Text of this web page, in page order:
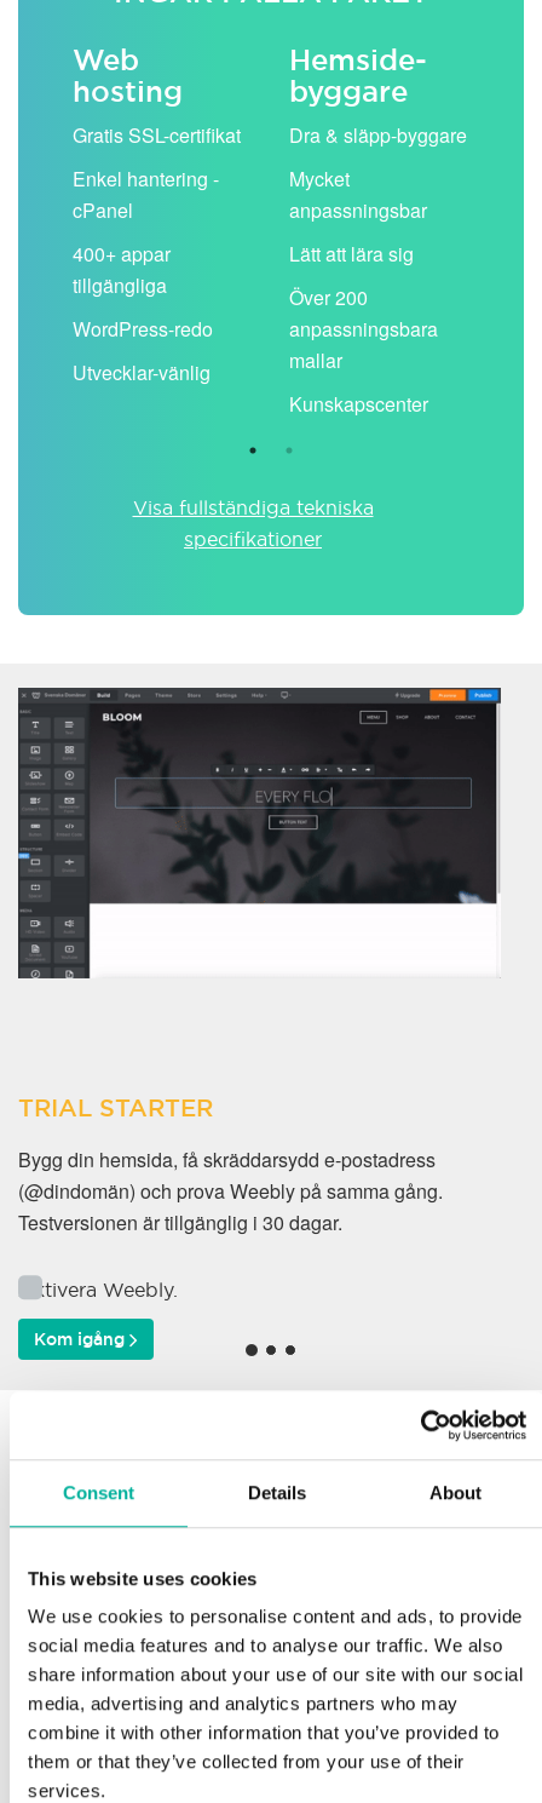
Consent Details About
This website uses cookies
We use cookies to personalise content and ads, to provide
social media features and to analyse our traffic. We also
share information about your use of our site with our social
media, advertising and analytics partners who may
combine it with other information that you’ve provided to
them or that they’ve collected from your use of their
services.
Web
hosting
Gratis SSL-certifikat
Enkel hantering -
cPanel
400+ appar
tillgängliga
WordPress-redo
Utvecklar-vänlig
Hemside­
byggare
Dra & släpp-byggare
Mycket
anpassningsbar
Lätt att lära sig
Över 200
anpassningsbara
mallar
Kunskapscenter
Visa fullständiga tekniska
specifikationer
TRIAL STARTER
Bygg din hemsida, få skräddarsydd e-postadress
(@dindomän) och prova Weebly på samma gång.
Testversionen är tillgänglig i 30 dagar.
Aktivera Weebly.
Kom igång
Varför väljer våra kunder
oss?
Support
Du förtjänar att ha de allra bästa
förutsättningarna för din verksamhet.
Vi har en trevlig och kunnig